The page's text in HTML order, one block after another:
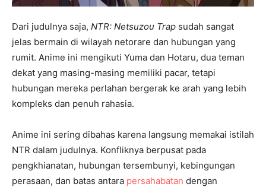
Dari judulnya saja, NTR: Netsuzou Trap sudah sangat
jelas bermain di wilayah netorare dan hubungan yang
rumit. Anime ini mengikuti Yuma dan Hotaru, dua teman
dekat yang masing-masing memiliki pacar, tetapi
hubungan mereka perlahan bergerak ke arah yang lebih
kompleks dan penuh rahasia.
Anime ini sering dibahas karena langsung memakai istilah
NTR dalam judulnya. Konfliknya berpusat pada
pengkhianatan, hubungan tersembunyi, kebingungan
perasaan, dan batas antara persahabatan dengan